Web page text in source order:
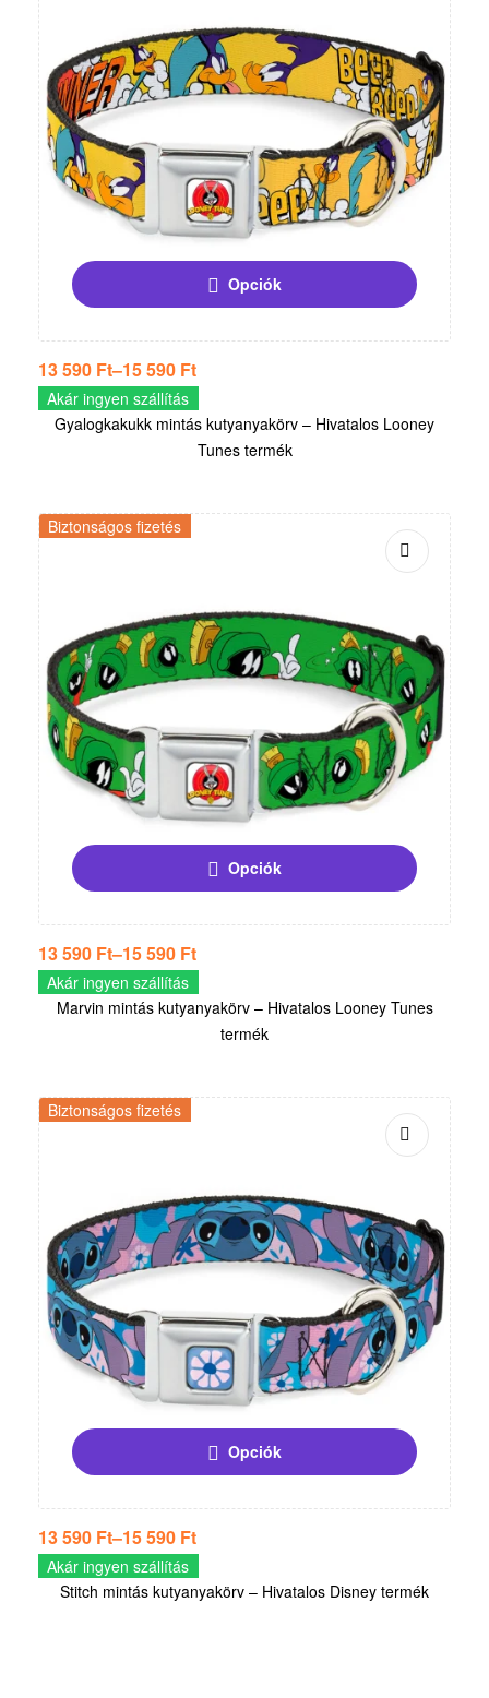
Opciók
13 590 Ft–15 590 Ft
Akár ingyen szállítás
Gyalogkakukk mintás kutyanyakörv – Hivatalos Looney
Tunes termék
Biztonságos fizetés
Opciók
13 590 Ft–15 590 Ft
Akár ingyen szállítás
Marvin mintás kutyanyakörv – Hivatalos Looney Tunes
termék
Biztonságos fizetés
Opciók
13 590 Ft–15 590 Ft
Akár ingyen szállítás
Stitch mintás kutyanyakörv – Hivatalos Disney termék